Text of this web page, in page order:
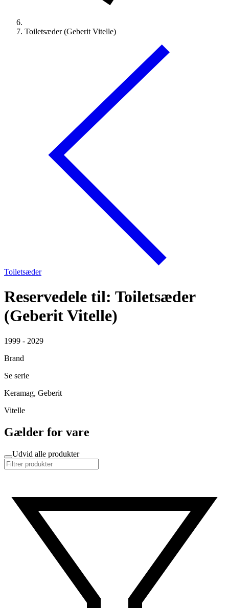
Toiletsæder (Geberit Vitelle)
Toiletsæder
Reservedele til: Toiletsæder
(Geberit Vitelle)
1999 - 2029
Brand
Se serie
Keramag, Geberit
Vitelle
Gælder for vare
Udvid alle produkter